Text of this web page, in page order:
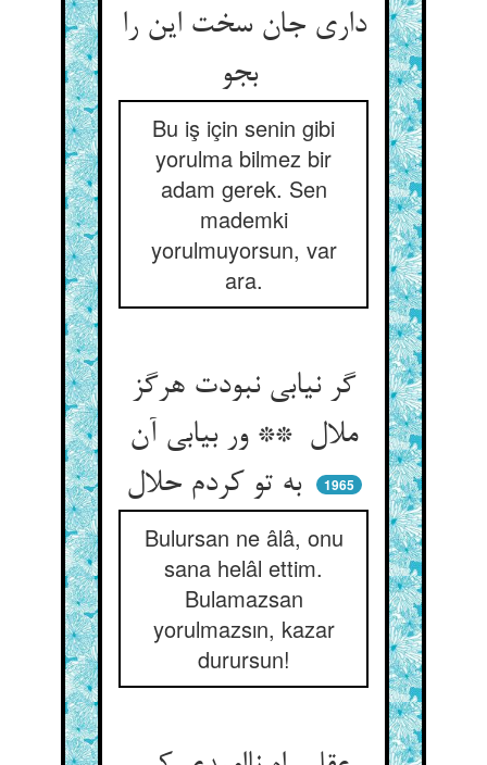
داری جان سخت این را
بجو
Bu iş için senin gibi
yorulma bilmez bir
adam gerek. Sen
mademki
yorulmuyorsun, var
ara.
گر نیابی نبودت هرگز
ملال ** ور بیابی آن
به تو کردم حلال
1965
Bulursan ne âlâ, onu
sana helâl ettim.
Bulamazsan
yorulmazsın, kazar
durursun!